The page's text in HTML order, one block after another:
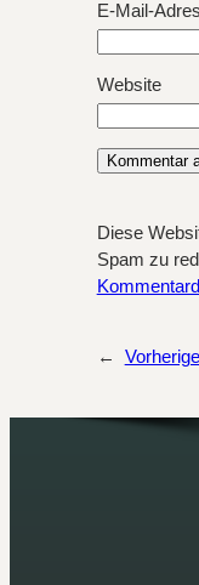
E-Mail-
Website
Diese
Spam zu
←